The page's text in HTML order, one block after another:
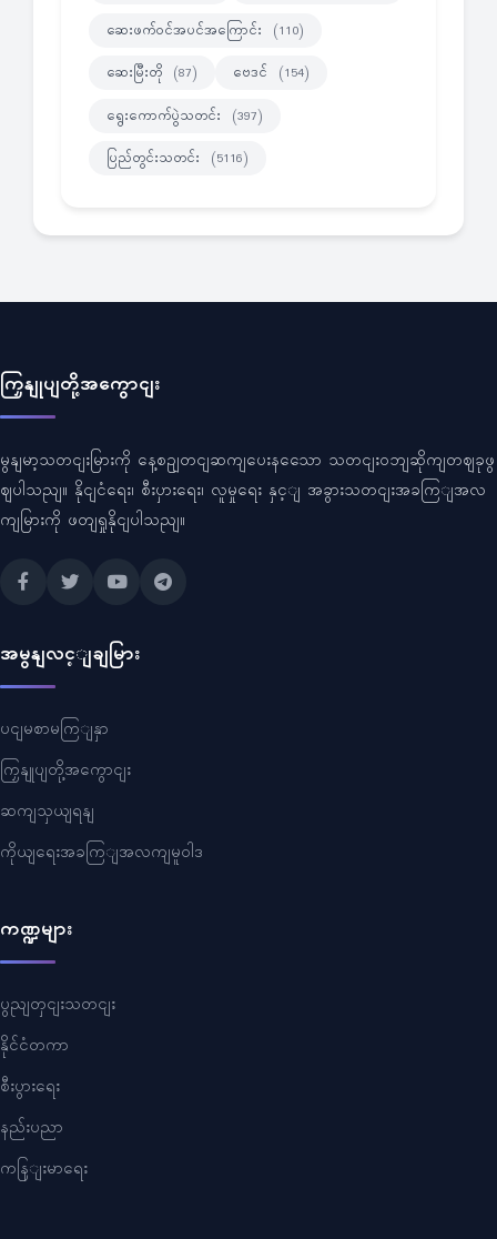
ဆေးဖက်ဝင်အပင်အကြောင်း (110)
ဆေးမြီးတို (87) ဗေဒင် (154)
ရွေးကောက်ပွဲသတင်း (397)
ပြည်တွင်းသတင်း (5116)
ကြှနျုပျတို့အကွောငျး
မွနျမာ့သတငျးမြားကို နေ့စဥျတငျဆကျပေးနသေော သတငျးဝဘျဆိုကျတဈခုဖွ
ဈပါသညျ။ နိုငျငံရေး၊ စီးပှားရေး၊ လူမှုရေး နှင့ျ အခွားသတငျးအခကြျအလ
ကျမြားကို ဖတျရှုနိုငျပါသညျ။
အမွနျလင့ျချမြား
ပငျမစာမကြျနှာ
ကြှနျုပျတို့အကွောငျး
ဆကျသှယျရနျ
ကိုယျရေးအခကြျအလကျမူဝါဒ
ကဏ္ဍများ
ပွညျတှငျးသတငျး
နိုင်ငံတကာ
စီးပွားရေး
နည်းပညာ
ကနြျးမာရေး